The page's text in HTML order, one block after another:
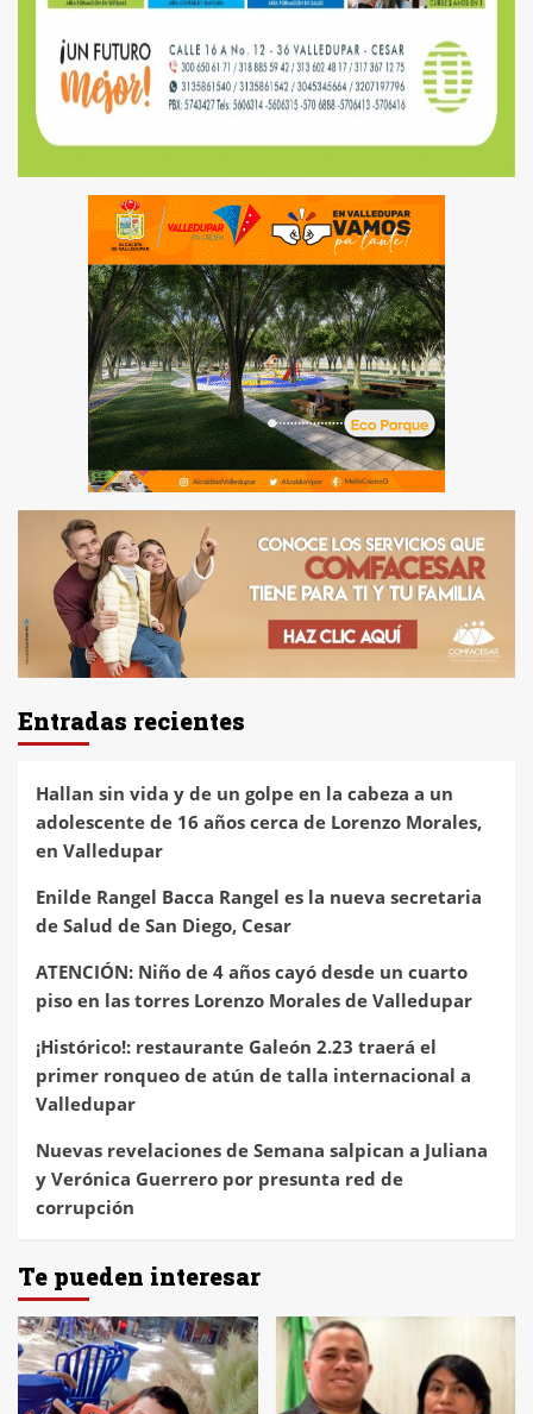
Entradas recientes
Hallan sin vida y de un golpe en la cabeza a un
adolescente de 16 años cerca de Lorenzo Morales,
en Valledupar
Enilde Rangel Bacca Rangel es la nueva secretaria
de Salud de San Diego, Cesar
ATENCIÓN: Niño de 4 años cayó desde un cuarto
piso en las torres Lorenzo Morales de Valledupar
¡Histórico!: restaurante Galeón 2.23 traerá el
primer ronqueo de atún de talla internacional a
Valledupar
Nuevas revelaciones de Semana salpican a Juliana
y Verónica Guerrero por presunta red de
corrupción
Te pueden interesar